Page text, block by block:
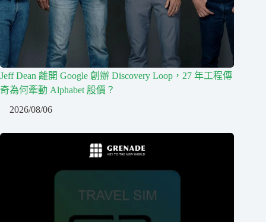
Jeff Dean 離開 Google 創辦 Discovery Loop，27 年工程傳
奇為何牽動 Alphabet 股價？
2026/08/06